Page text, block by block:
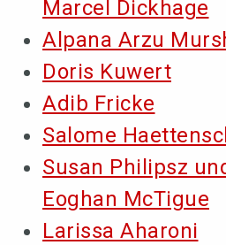
Marcel Dickhage
Alpana Arzu
Doris Kuwert
Adib Fricke
Salome
Susan Philipsz
Eoghan McTigue
Larissa Aharoni